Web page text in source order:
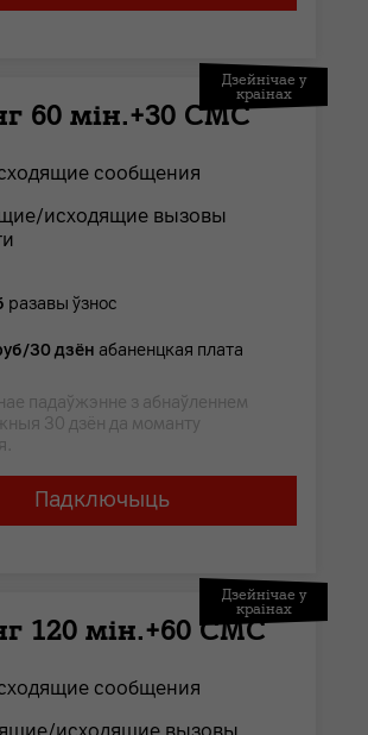
Дзейнічае у
краінах
60 мін.+30 СМС
сообщения
исходящие вызовы
разавы ўзнос
30 дзён абаненцкая плата
падаўжэнне з абнаўленнем
30 дзён да моманту
Падключыць
Дзейнічае у
краінах
120 мін.+60 СМС
сообщения
исходящие вызовы